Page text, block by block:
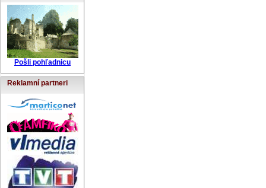
Pošli pohľadnicu
Reklamní partneri